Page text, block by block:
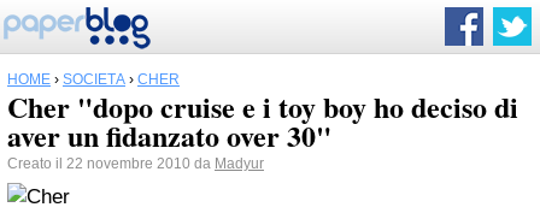
HOME › SOCIETÀ › CHER
Cher "dopo cruise e i toy boy ho deciso di
aver un fidanzato over 30"
Creato il 22 novembre 2010 da Madyur